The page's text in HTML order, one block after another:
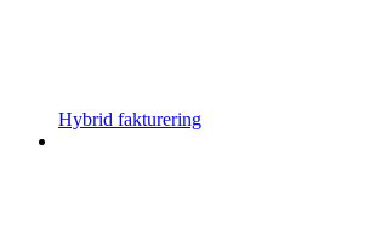
Hybrid fakturering